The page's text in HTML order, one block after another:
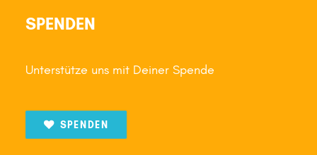
SPENDEN
Unterstütze uns mit Deiner Spende
SPENDEN